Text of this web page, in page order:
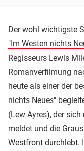
Der wohl wichtigste
"Im Westen nichts
Regisseurs Lewis
Romanverfilmung
heute als einer der
nichts Neues"
(Lew Ayres), der
meldet und die
Westfront durchlebt.